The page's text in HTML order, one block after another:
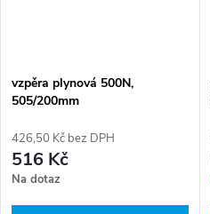
vzpěra plynová 500N,
505/200mm
426,50 Kč bez DPH
516 Kč
Na dotaz